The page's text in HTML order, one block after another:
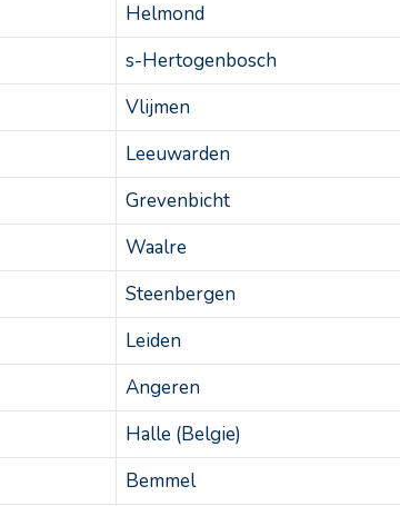
Helmond
s-Hertogenbosch
Vlijmen
Leeuwarden
Grevenbicht
Waalre
Steenbergen
Leiden
Angeren
Halle (Belgie)
Bemmel